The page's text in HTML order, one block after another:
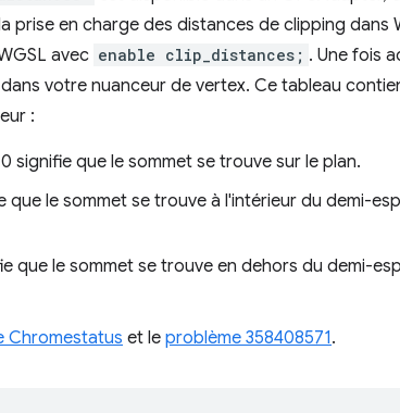
en charge des distances de clipping dans
avec enable clip_distances; . Une fois
votre nuanceur de vertex. Ce tableau
:
signifie que le sommet se trouve sur le plan.
que le sommet se trouve à l'intérieur du demi-
que le sommet se trouve en dehors du demi-
Chromestatus et le problème 358408571.